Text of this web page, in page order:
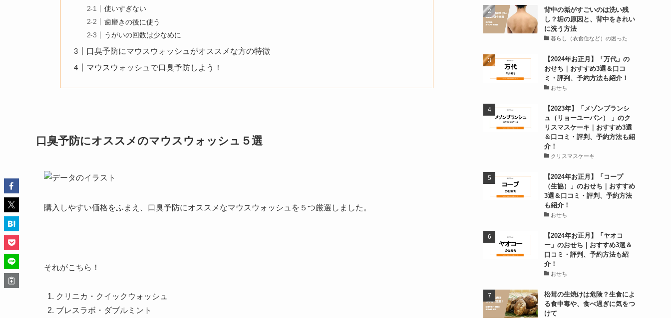
使いすぎない
歯磨きの後に使う
うがいの回数は少なめに
口臭予防にマウスウォッシュがオススメな方の特徴
マウスウォッシュで口臭予防しよう！
口臭予防にオススメのマウスウォッシュ５選
購入しやすい価格をふまえ、口臭予防にオススメなマウスウォッシュを５つ厳選しました。
それがこちら！
クリニカ・クイックウォッシュ
ブレスラボ・ダブルミント
背中の垢がすごいのは洗い残
し？垢の原因と、背中をきれい
に洗う方法
暮らし（衣食住など）の困った
【2024年お正月】「万代」の
おせち｜おすすめ3選＆口コ
ミ・評判、予約方法も紹介！
おせち
【2023年】「メゾンブランシ
ュ（リョーユーパン） 」のク
リスマスケーキ｜おすすめ3選
＆口コミ・評判、予約方法も紹
介！
クリスマスケーキ
【2024年お正月】「コープ
（生協）」のおせち｜おすすめ
3選＆口コミ・評判、予約方法
も紹介！
おせち
【2024年お正月】「ヤオコ
ー」のおせち｜おすすめ3選＆
口コミ・評判、予約方法も紹
介！
おせち
松茸の生焼けは危険？生食によ
る食中毒や、食べ過ぎに気をつ
けて